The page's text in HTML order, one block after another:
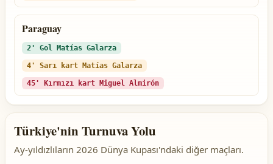
Paraguay
2' Gol Matías Galarza
4' Sarı kart Matías Galarza
45' Kırmızı kart Miguel Almirón
Türkiye'nin Turnuva Yolu
Ay-yıldızlıların 2026 Dünya Kupası'ndaki diğer maçları.